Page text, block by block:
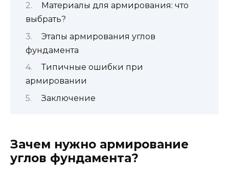
Материалы для армирования: что
выбрать?
Этапы армирования углов
фундамента
Типичные ошибки при
армировании
Заключение
Зачем нужно армирование
углов фундамента?